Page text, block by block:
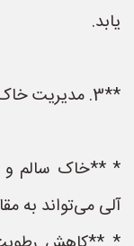
یابد.
**3. مدیریت خاک:**
* **خاک سالم و
آلی می‌تواند به